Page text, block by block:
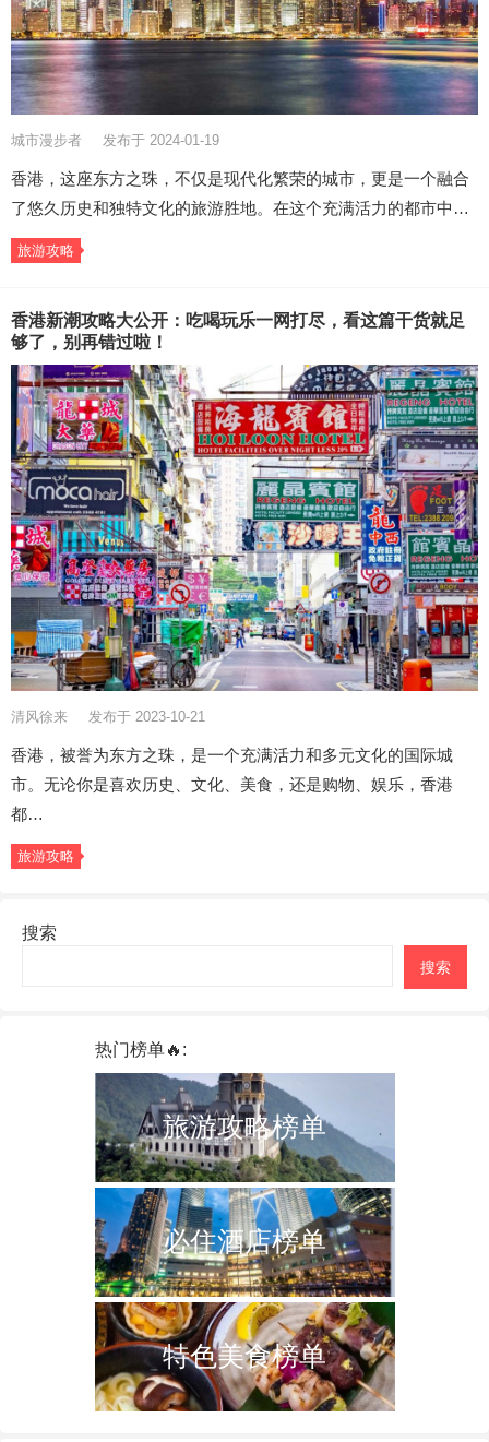
城市漫步者 发布于 2024-01-19
香港，这座东方之珠，不仅是现代化繁荣的城市，更是一个融合
了悠久历史和独特文化的旅游胜地。在这个充满活力的都市中…
旅游攻略
香港新潮攻略大公开：吃喝玩乐一网打尽，看这篇干货就足
够了，别再错过啦！
清风徐来 发布于 2023-10-21
香港，被誉为东方之珠，是一个充满活力和多元文化的国际城
市。无论你是喜欢历史、文化、美食，还是购物、娱乐，香港
都…
旅游攻略
搜索
搜索
热门榜单🔥:
旅游攻略榜单
必住酒店榜单
特色美食榜单